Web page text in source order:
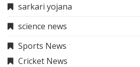
sarkari yojana
science news
Sports News
Cricket News